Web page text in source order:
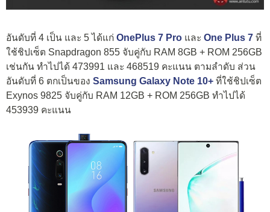
อันดับที่ 4 เป็น และ 5 ได้แก่ OnePlus 7 Pro และ One Plus 7 ที่
ใช้ชิปเซ็ต Snapdragon 855 จับคู่กับ RAM 8GB + ROM 256GB
เช่นกัน ทำไปได้ 473991 และ 468519 คะแนน ตามลำดับ ส่วน
อันดับที่ 6 ตกเป็นของ Samsung Galaxy Note 10+ ที่ใช้ชิปเซ็ต
Exynos 9825 จับคู่กับ RAM 12GB + ROM 256GB ทำไปได้
453939 คะแนน